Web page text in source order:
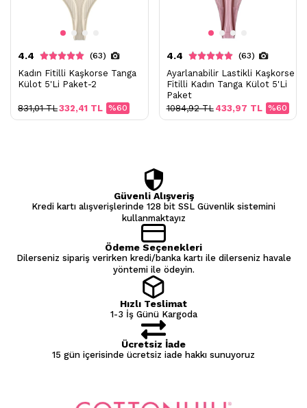
4.4 (63)
Kadın Fitilli Kaşkorse Tanga
Külot 5'Li Paket-2
%60
332,41 TL
831,01 TL
4.4 (63)
Ayarlanabilir Lastikli Kaşkorse
Fitilli Kadın Tanga Külot 5'Li
Paket
%60
433,97 TL
1084,92 TL
Güvenli Alışveriş
Kredi kartı alışverişlerinde 128 bit SSL Güvenlik sistemini
kullanmaktayız
Ödeme Seçenekleri
Dilerseniz sipariş verirken kredi/banka kartı ile dilerseniz havale
yöntemi ile ödeyin.
Hızlı Teslimat
1-3 İş Günü Kargoda
Ücretsiz İade
15 gün içerisinde ücretsiz iade hakkı sunuyoruz